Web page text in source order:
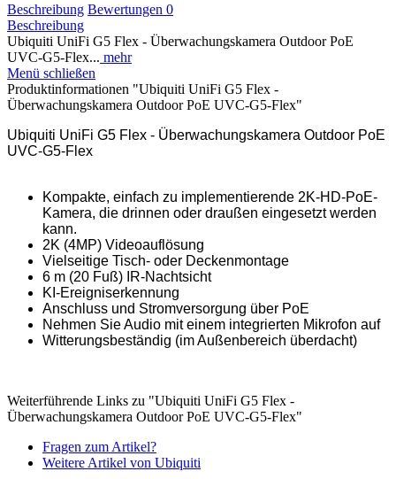
Beschreibung Bewertungen 0
Beschreibung
Ubiquiti UniFi G5 Flex - Überwachungskamera Outdoor PoE
UVC-G5-Flex... mehr
Menü schließen
Produktinformationen "Ubiquiti UniFi G5 Flex -
Überwachungskamera Outdoor PoE UVC-G5-Flex"
Ubiquiti UniFi G5 Flex - Überwachungskamera Outdoor PoE
UVC-G5-Flex
Kompakte, einfach zu implementierende 2K-HD-PoE-
Kamera, die drinnen oder draußen eingesetzt werden
kann.
2K (4MP) Videoauflösung
Vielseitige Tisch- oder Deckenmontage
6 m (20 Fuß) IR-Nachtsicht
KI-Ereigniserkennung
Anschluss und Stromversorgung über PoE
Nehmen Sie Audio mit einem integrierten Mikrofon auf
Witterungsbeständig (im Außenbereich überdacht)
Weiterführende Links zu "Ubiquiti UniFi G5 Flex -
Überwachungskamera Outdoor PoE UVC-G5-Flex"
Fragen zum Artikel?
Weitere Artikel von Ubiquiti